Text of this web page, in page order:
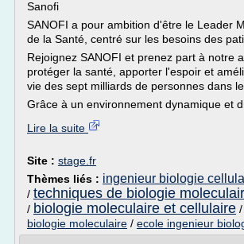
Sanofi
SANOFI a pour ambition d'être le Leader
de la Santé, centré sur les besoins des
Rejoignez SANOFI et prenez part à notre
protéger la santé, apporter l'espoir et
vie des sept milliards de personnes dans
Grâce à un environnement dynamique et
Lire la suite
Site : stage.fr
Thèmes liés : ingenieur biologie
/ techniques de biologie
/ biologie moleculaire et cellulaire /
biologie moleculaire / ecole ingenieur